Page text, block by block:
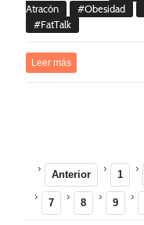
Atracón
Obesidad
FatTalk
Leer más
Anterior 1
7 8 9